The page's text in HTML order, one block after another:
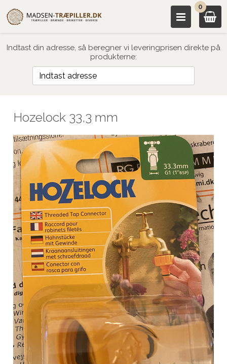
0
Indtast din adresse, så beregner vi leveringprisen direkte på
produkterne:
Hozelock 33,3 mm